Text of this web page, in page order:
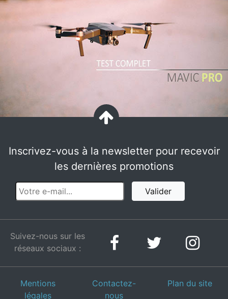
Mentions
légales
Contactez-
nous
Plan du site
Inscrivez-vous à la newsletter pour recevoir
les dernières promotions
Valider
Suivez-nous sur les
réseaux sociaux :